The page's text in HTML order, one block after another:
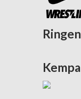
Ringen
Kempa